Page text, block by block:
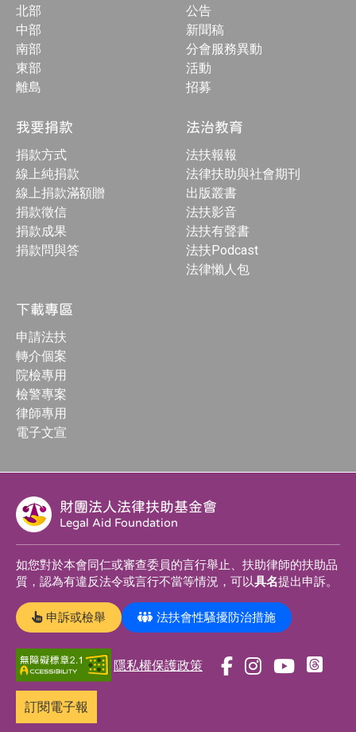
北部
中部
南部
東部
離島
公告
新聞稿
分會服務異動
活動
招募
我要捐款
捐款方式
線上純捐款
線上捐款滿額贈
捐款徵信
捐款成果
捐款問與答
法治教育
法扶報報
法律扶助與社會期刊
出版叢書
法扶影音
法扶有聲書
法扶Podcast
法律懶人包
下載專區
申請法扶
轉介個案
院檢專用
檢警專案
律師專用
電子文宣
財團法人法律扶助基金會
Legal Aid Foundation
如您對於本會同仁或審查委員的言行舉止、扶助律師的扶助品
質，認為有違反法令或言行不當等情況，可以具名提出申訴。
申訴或檢舉 法扶會性騷擾防治措施
隱私權保護政策
訂閱電子報